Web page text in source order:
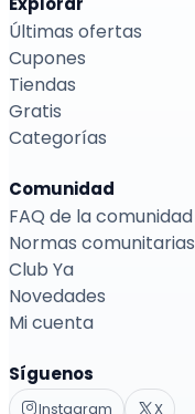
Últimas ofertas
Cupones
Tiendas
Gratis
Categorías
Comunidad
FAQ de la comunidad
Normas comunitarias
Club Ya
Novedades
Mi cuenta
Síguenos
Instagram X